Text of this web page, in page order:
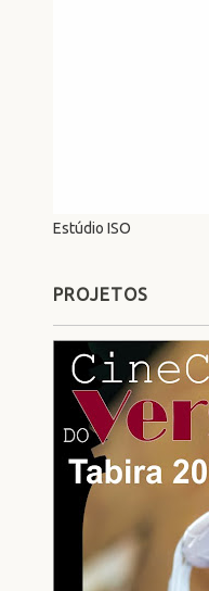
Estúdio ISO
PROJETOS